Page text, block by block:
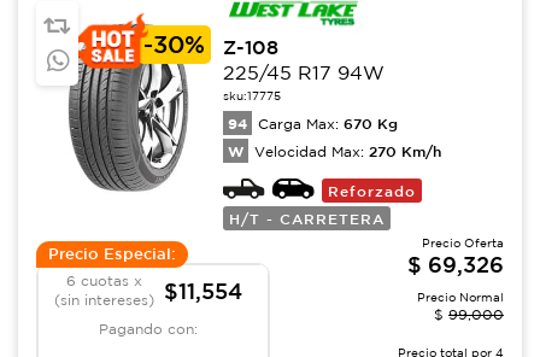
-30%
Z-108
225/45 R17 94W
sku:17775
94 Carga Max: 670 Kg
W Velocidad Max: 270 Km/h
Reforzado
H/T - CARRETERA
Precio Especial:
6 cuotas x
(sin intereses)
$11,554
Pagando con:
Precio Oferta
$ 69,326
Precio Normal
$ 99,000
Precio total por 4